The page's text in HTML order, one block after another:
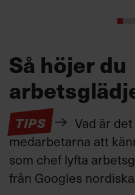
Så höjer du
TIPS
Vad är
medarbetarna att
som chef lyfta
från Googles